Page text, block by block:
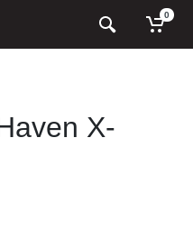
0
X-